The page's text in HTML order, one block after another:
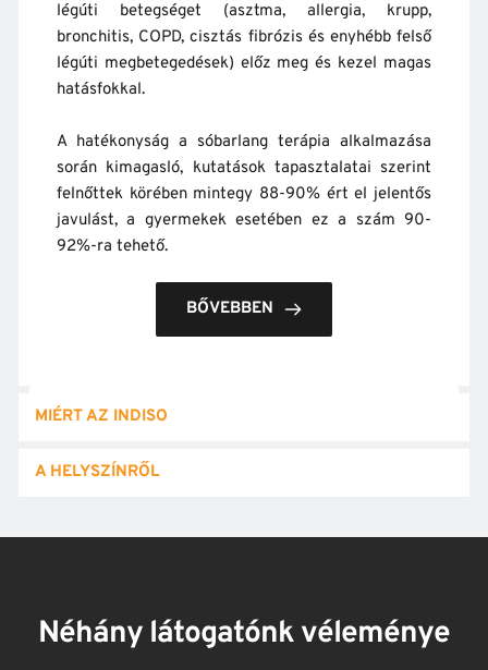
légúti betegséget (asztma, allergia, krupp,
bronchitis, COPD, cisztás fibrózis és enyhébb felső
légúti megbetegedések) előz meg és kezel magas
hatásfokkal.
A hatékonyság a sóbarlang terápia alkalmazása
során kimagasló, kutatások tapasztalatai szerint
felnőttek körében mintegy 88-90% ért el jelentős
javulást, a gyermekek esetében ez a szám 90-
92%-ra tehető.
BŐVEBBEN
MIÉRT AZ INDISO
A HELYSZÍNRŐL
Néhány látogatónk véleménye